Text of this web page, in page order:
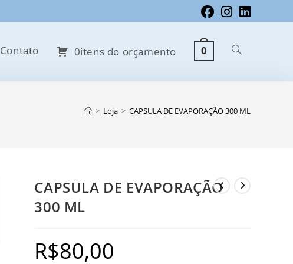
Contato 0itens do orçamento 0 Alternar
pesquisa
> Loja > CAPSULA DE EVAPORAÇÃO 300 ML
CAPSULA DE EVAPORAÇÃO
300 ML
R$80,00